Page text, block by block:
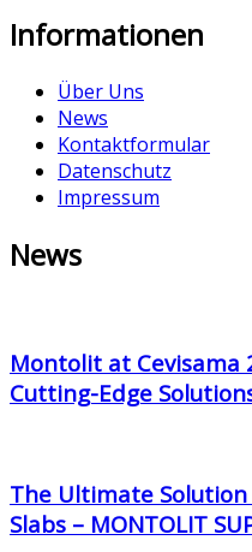
Informationen
Über Uns
News
Kontaktformular
Datenschutz
Impressum
News
Montolit at Cevisama
Cutting-Edge
The Ultimate
Slabs – MONTOLIT